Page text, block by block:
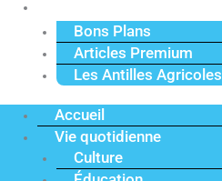
Bons Plans
Articles Premium
Les Antilles Agricoles
Accueil
Vie quotidienne
Culture